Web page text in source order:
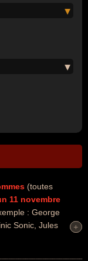
(toutes
11 novembre
: George
Sonic, Jules
Ces
+
+